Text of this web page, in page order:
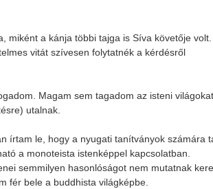
miként a kánja többi tajga is Síva követője volt.
vitát szívesen folytatnék a kérdésről
Magam sem tagadom az isteni
utalnak.
írtam le, hogy a nyugati tanítványok számára
a monoteista istenképpel kapcsolatban.
semmilyen hasonlóságot nem mutatnak
fér bele a buddhista világképbe.